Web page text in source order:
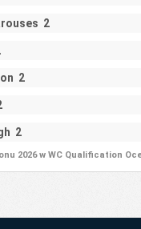
2
2
2
2026 w WC Qualification